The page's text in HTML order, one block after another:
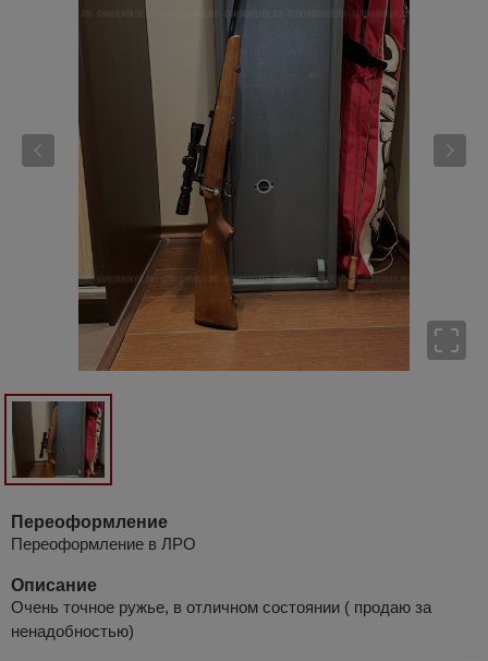
Переоформление
Переоформление в ЛРО
Описание
Очень точное ружье, в отличном состоянии ( продаю за
ненадобностью)